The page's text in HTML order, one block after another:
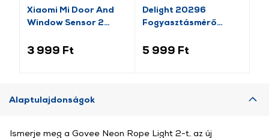
Xiaomi Mi Door And
Window Sensor 2
3 999 Ft
Delight 20296
Fogyasztásmérő
funkcióval
5 999 Ft
Alaptulajdonságok
Ismerje meg a Govee Neon Rope Light 2-t, az új